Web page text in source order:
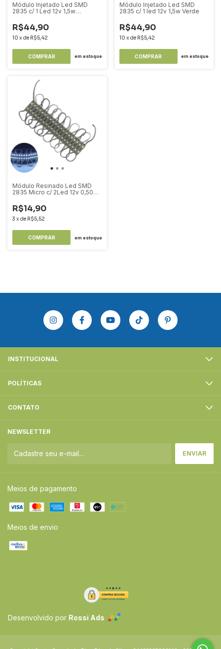
Módulo Injetado Led SMD
2835 c/ 1 Led 12v 1,5w
R$44,90
10 x de R$5,42
COMPRAR em estoque
Módulo Injetado Led SMD
2835 c/ 1 led 12v 1,5w Verde
R$44,90
10 x de R$5,42
COMPRAR em estoque
Módulo Resinado Led SMD
2835 Micro c/ 2Led 12v 0,50w
R$14,90
3 x de R$5,52
COMPRAR em estoque
INSTITUCIONAL
POLÍTICAS
CONTATO
NEWSLETTER
Meios de pagamento
Meios de envio
Desenvolvido por Rossi Ads